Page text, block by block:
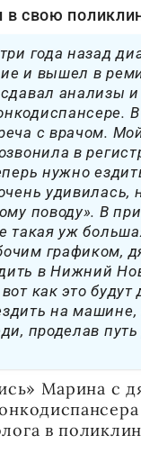
свою
года назад
и вышел в
анализы
с врачом.
в
нужно
удивилась,
поводу». В
такая уж
графиком,
в Нижний
как это
на
проделав
Марина с
в